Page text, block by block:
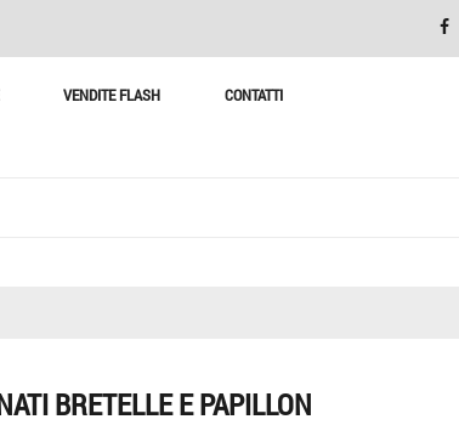
VENDITE FLASH CONTATTI
BRETELLE E PAPILLON